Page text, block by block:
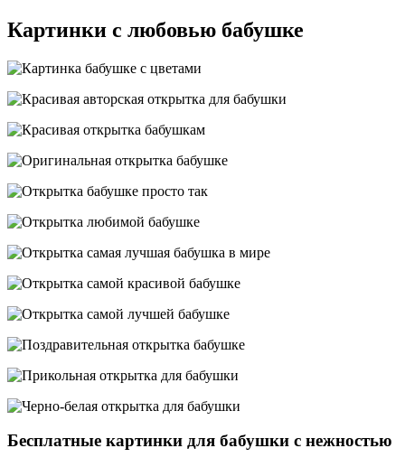
Картинки с любовью бабушке
Бесплатные картинки для бабушки с нежностью